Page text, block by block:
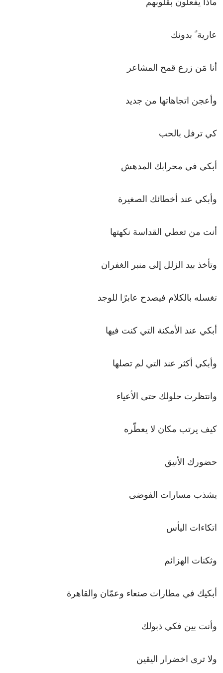
عارية ً بدونك
أنا مَن زرع قمح المشاعر
وأعجن اتجاهاتها من جديد
كي ترفل بالحب
أبكي في محرابك المدهش
وأبكي عند أخطائك الصغيرة
أنت من تعطي القداسة نكهتها
وتأخذ بيد الزلل إلى منبر الغفران
تغسله بالكلام فيصدح عابرًا للوجد
أبكي عند الأمكنة التي كنت فيها
وأبكي أكثر عند التي لم تصلها
وانتظرت حلولك حتى الأعياء
كيف يرتب مكان لا يعطّره
حضورك الأنيق
يشذب مسارات الفوضى
اتكاءات اليأس
وثكنات الهزائم
أبكيك في مطارات صنعاء وعمّان والقاهرة
وأنت بين فكي ذبولك
ولا ترى اخضرار اليقين